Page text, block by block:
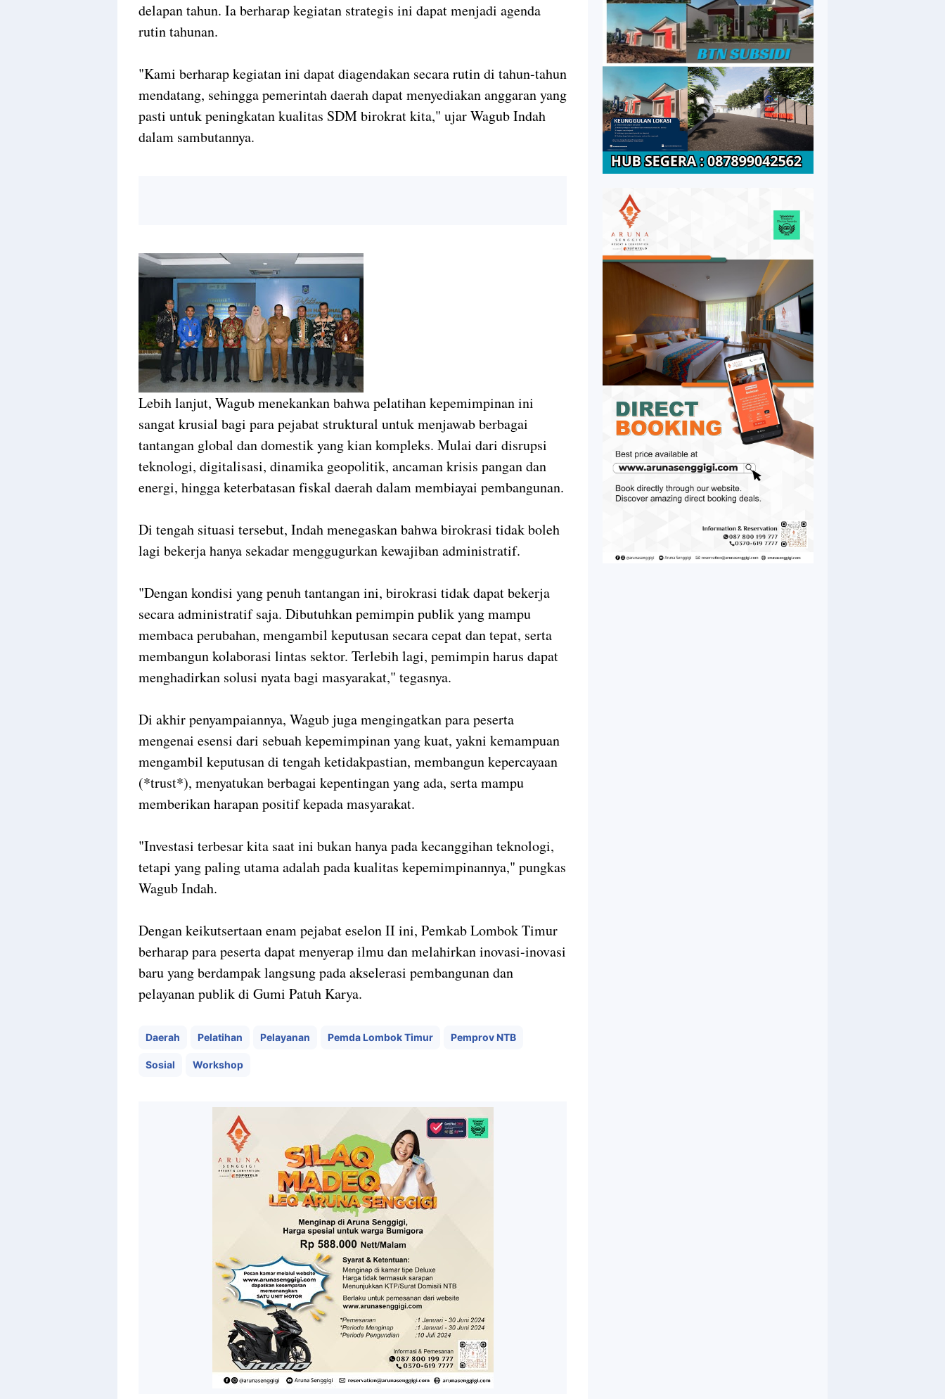
delapan tahun. Ia berharap kegiatan strategis ini dapat menjadi agenda
rutin tahunan.
"Kami berharap kegiatan ini dapat diagendakan secara rutin di tahun-tahun
mendatang, sehingga pemerintah daerah dapat menyediakan anggaran yang
pasti untuk peningkatan kualitas SDM birokrat kita," ujar Wagub Indah
dalam sambutannya.
Lebih lanjut, Wagub menekankan bahwa pelatihan kepemimpinan ini
sangat krusial bagi para pejabat struktural untuk menjawab berbagai
tantangan global dan domestik yang kian kompleks. Mulai dari disrupsi
teknologi, digitalisasi, dinamika geopolitik, ancaman krisis pangan dan
energi, hingga keterbatasan fiskal daerah dalam membiayai pembangunan.
Di tengah situasi tersebut, Indah menegaskan bahwa birokrasi tidak boleh
lagi bekerja hanya sekadar menggugurkan kewajiban administratif.
"Dengan kondisi yang penuh tantangan ini, birokrasi tidak dapat bekerja
secara administratif saja. Dibutuhkan pemimpin publik yang mampu
membaca perubahan, mengambil keputusan secara cepat dan tepat, serta
membangun kolaborasi lintas sektor. Terlebih lagi, pemimpin harus dapat
menghadirkan solusi nyata bagi masyarakat," tegasnya.
Di akhir penyampaiannya, Wagub juga mengingatkan para peserta
mengenai esensi dari sebuah kepemimpinan yang kuat, yakni kemampuan
mengambil keputusan di tengah ketidakpastian, membangun kepercayaan
(*trust*), menyatukan berbagai kepentingan yang ada, serta mampu
memberikan harapan positif kepada masyarakat.
"Investasi terbesar kita saat ini bukan hanya pada kecanggihan teknologi,
tetapi yang paling utama adalah pada kualitas kepemimpinannya," pungkas
Wagub Indah.
Dengan keikutsertaan enam pejabat eselon II ini, Pemkab Lombok Timur
berharap para peserta dapat menyerap ilmu dan melahirkan inovasi-inovasi
baru yang berdampak langsung pada akselerasi pembangunan dan
pelayanan publik di Gumi Patuh Karya.
Daerah Pelatihan Pelayanan Pemda Lombok Timur Pemprov NTB
Sosial Workshop